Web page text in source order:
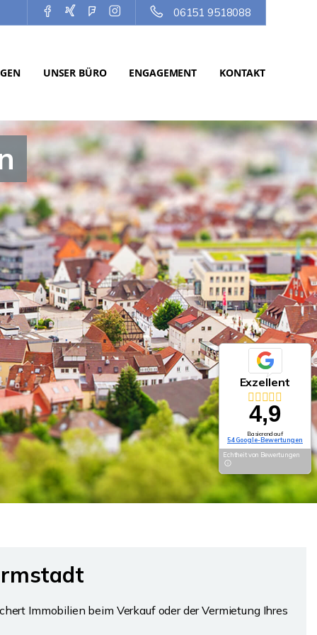
06151 9518088
UNSER BÜRO ENGAGEMENT KONTAKT
Immobilien beim Verkauf oder der Vermietung Ihres
Exzellent
4,9
Basierend auf
54 Google-Bewertungen
Echtheit von Bewertungen